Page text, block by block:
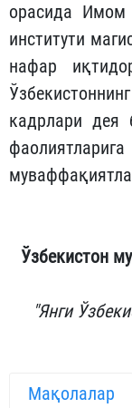
орасида Имом
институти
нафар
кадрлари дея
Ўзбекистон
"Янги
Мақолалар